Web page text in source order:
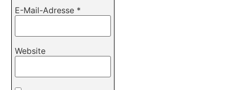
E-Mail-Adresse *
Website